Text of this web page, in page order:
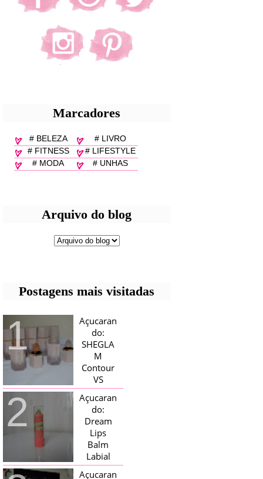
Marcadores
# BELEZA
# LIVRO
# FITNESS
# LIFESTYLE
# MODA
# UNHAS
Arquivo do blog
Postagens mais visitadas
Açucaran
do:
SHEGLA
M
Contour
VS
Bronzer!
HELLO AÇUCARADAS, E NESTE
MÊS CHEGOU AQUI EM CASA UMA
CAIXA RECHEADA DE SHEGLAM,
TINHA BLUSH, ILUMINADORES E
TODOS OS BRONZER E
CONTORNOS ...
Açucaran
do:
Dream
Lips
Balm
Labial
Magico
Açucaran